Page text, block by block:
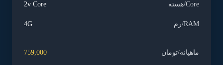
Core/هسته 2v Core
RAM/رم 4G
ماهیانه/تومان 759,000